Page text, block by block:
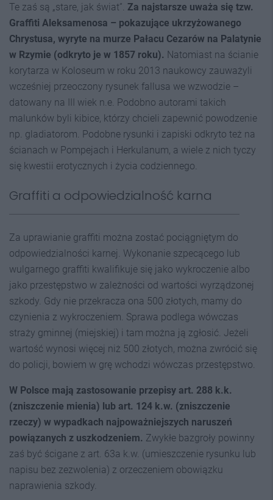
Te zaś są „stare, jak świat”. Za najstarsze uważa się tzw.
Graffiti Aleksamenosa – pokazujące ukrzyżowanego
Chrystusa, wyryte na murze Pałacu Cezarów na Palatynie
w Rzymie (odkryto je w 1857 roku). Natomiast na ścianie
korytarza w Koloseum w roku 2013 naukowcy zauważyli
wcześniej przeoczony rysunek fallusa we wzwodzie –
datowany na III wiek n.e. Podobno autorami takich
malunków byli kibice, którzy chcieli zapewnić powodzenie
np. gladiatorom. Podobne rysunki i zapiski odkryto też na
ścianach w Pompejach i Herkulanum, a wiele z nich tyczy
się kwestii erotycznych i życia codziennego.
Graffiti a odpowiedzialność karna
Za uprawianie graffiti można zostać pociągniętym do
odpowiedzialności karnej. Wykonanie szpecącego lub
wulgarnego graffiti kwalifikuje się jako wykroczenie albo
jako przestępstwo w zależności od wartości wyrządzonej
szkody. Gdy nie przekracza ona 500 złotych, mamy do
czynienia z wykroczeniem. Sprawa podlega wówczas
straży gminnej (miejskiej) i tam można ją zgłosić. Jeżeli
wartość wynosi więcej niż 500 złotych, można zwrócić się
do policji, bowiem w grę wchodzi wówczas przestępstwo.
W Polsce mają zastosowanie przepisy art. 288 k.k.
(zniszczenie mienia) lub art. 124 k.w. (zniszczenie
rzeczy) w wypadkach najpoważniejszych naruszeń
powiązanych z uszkodzeniem. Zwykłe bazgroły powinny
zaś być ścigane z art. 63a k.w. (umieszczenie rysunku lub
napisu bez zezwolenia) z orzeczeniem obowiązku
naprawienia szkody.